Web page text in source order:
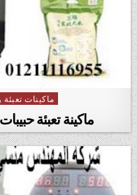
Posted in
ماكينات
ماكينة تعبئة